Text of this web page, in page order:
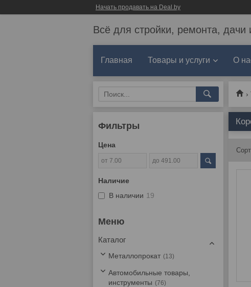
Начать продавать на Deal.by
Всё для стройки, ремонта, дачи
Главная Товары и услуги О
Фильтры
Цена
Наличие
В наличии 19
Каталог
Металлопрокат 13
Автомобильные товары,
инструменты
76